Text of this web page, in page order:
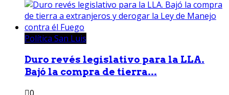
Política San Luis
Duro revés legislativo para la LLA.
Bajó la compra de tierra...